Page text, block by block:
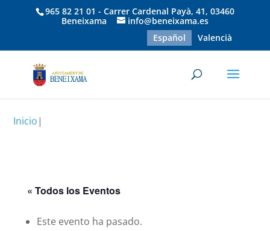
965 82 21 01 - Carrer Cardenal Payà, 41, 03460
Beneixama
info@beneixama.es
Español
Valencià
Inicio|
« Todos los Eventos
Este evento ha pasado.